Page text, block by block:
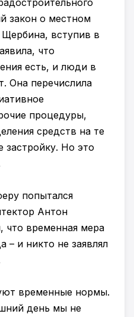
закон о местном
вступив в
что
есть, и люди в
Она перечислила
процедуры,
средств на те
застройку. Но это
попытался
Антон
что временная мера
– и никто не заявлял
временные нормы.
день мы не